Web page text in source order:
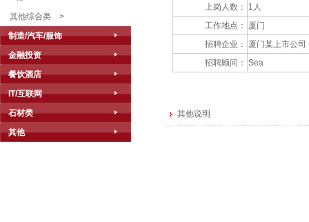
其他综合类 >
制造/汽车/服饰
金融投资
餐饮酒店
IT/互联网
石材类
其他
上岗人数：
1人
工作地点：
厦门
招聘企业：
厦门某上市公司
招聘顾问： Sea
其他说明